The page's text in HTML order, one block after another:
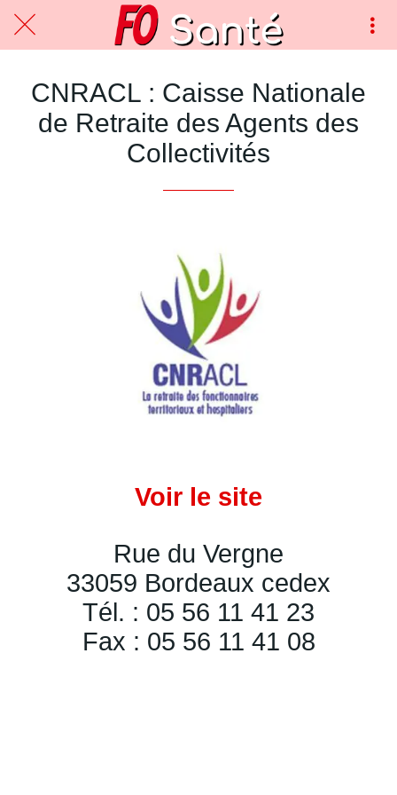
CNRACL : Caisse Nationale
de Retraite des Agents des
Collectivités
Voir le site
Rue du Vergne
33059 Bordeaux cedex
Tél. : 05 56 11 41 23
Fax : 05 56 11 41 08